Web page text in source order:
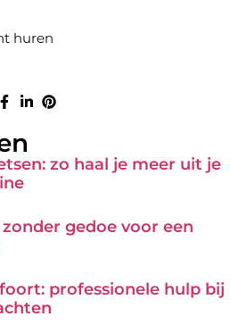
huren
zo haal je meer uit je
gedoe voor een
professionele hulp bij